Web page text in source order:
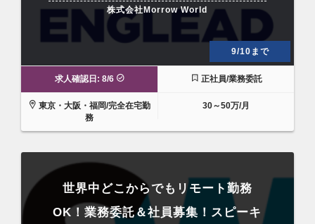
株式会社Morrow World
9/10まで
求人確認日: 8/6 正社員/業務委託
東京・大阪・福岡/完全在宅勤
務
30～50万/月
世界中どこからでもリモート勤務
OK！業務委託＆社員募集！スピーキ